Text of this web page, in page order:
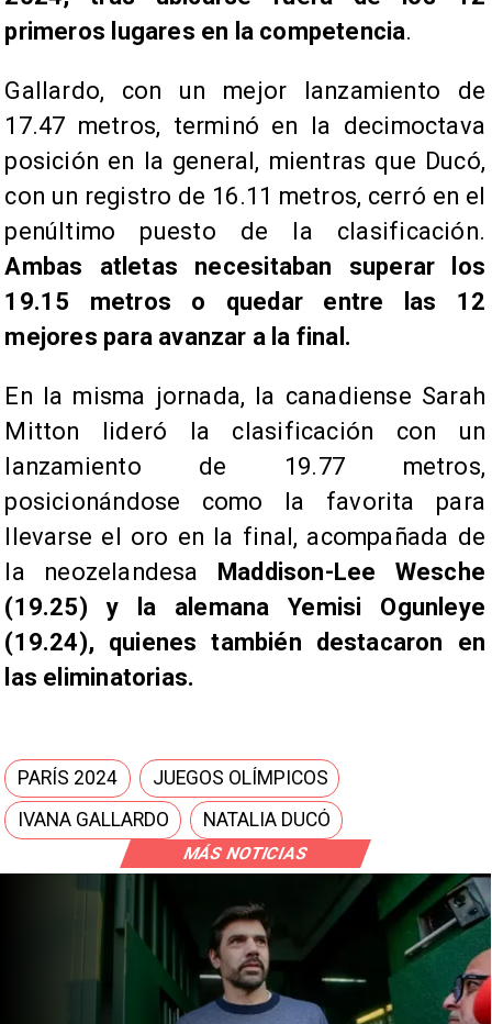
MÁS NOTICIAS
primeros lugares en la competencia.
Gallardo, con un mejor lanzamiento de
17.47 metros, terminó en la decimoctava
posición en la general, mientras que Ducó,
con un registro de 16.11 metros, cerró en el
penúltimo puesto de la clasificación.
Ambas atletas necesitaban superar los
19.15 metros o quedar entre las 12
mejores para avanzar a la final.
En la misma jornada, la canadiense Sarah
Mitton lideró la clasificación con un
lanzamiento de 19.77 metros,
posicionándose como la favorita para
llevarse el oro en la final, acompañada de
la neozelandesa Maddison-Lee Wesche
(19.25) y la alemana Yemisi Ogunleye
(19.24), quienes también destacaron en
las eliminatorias.
PARÍS 2024
JUEGOS OLÍMPICOS
IVANA GALLARDO
NATALIA DUCÓ